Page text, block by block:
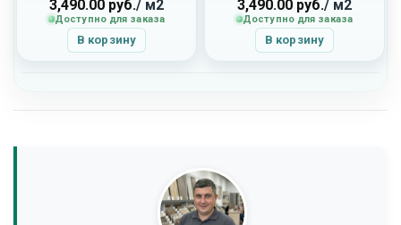
3,490.00 руб./ м2
Доступно для заказа
В корзину
3,490.00 руб./ м2
Доступно для заказа
В корзину